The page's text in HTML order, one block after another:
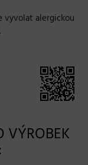
vyvolat alergickou
VÝROBEK